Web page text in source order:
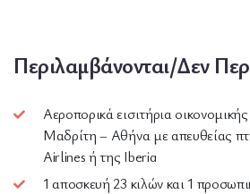
Περιλαμβάνονται/Δεν
Αεροπορικά εισιτήρια
Μαδρίτη – Αθήνα με απευθείας
Airlines ή της Iberia
1 αποσκευή 23 κιλών και 1